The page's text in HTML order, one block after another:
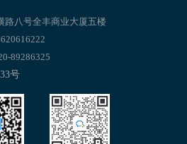
路八号全丰商业大厦五楼
89286325
号